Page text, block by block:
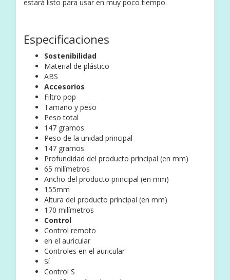
estará listo para usar en muy poco tiempo.
Especificaciones
Sostenibilidad
Material de plástico
ABS
Accesorios
Filtro pop
Tamaño y peso
Peso total
147 gramos
Peso de la unidad principal
147 gramos
Profundidad del producto principal (en mm)
65 milímetros
Ancho del producto principal (en mm)
155mm
Altura del producto principal (en mm)
170 milímetros
Control
Control remoto
en el auricular
Controles en el auricular
Sí
Control S